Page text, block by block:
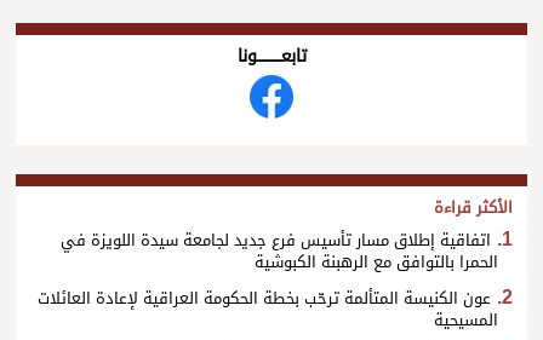
تابعــــــــــونا
الأكثر قراءة
اتفاقية إطلاق مسار تأسيس فرع جديد لجامعة سيدة اللويزة في
الحمرا بالتوافق مع الرهبنة الكبوشية
عون الكنيسة المتألمة ترحّب بخطة الحكومة العراقية لإعادة العائلات
المسيحية